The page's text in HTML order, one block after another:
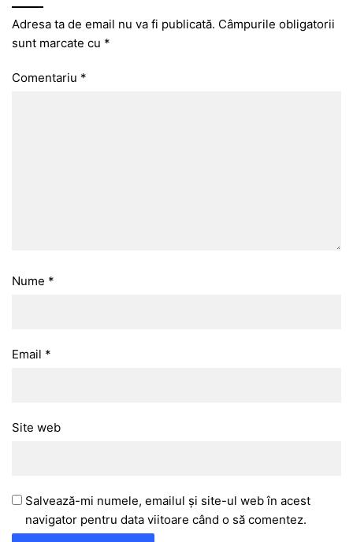
Adresa ta de email nu va fi publicată. Câmpurile obligatorii
sunt marcate cu *
Comentariu *
Nume *
Email *
Site web
Salvează-mi numele, emailul și site-ul web în acest
navigator pentru data viitoare când o să comentez.